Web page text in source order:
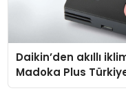
Daikin’den akıllı
Madoka Plus